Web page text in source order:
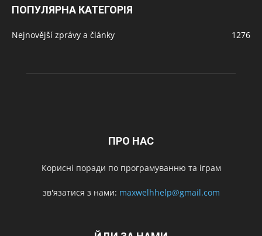
ПОПУЛЯРНА КАТЕГОРІЯ
Nejnovější zprávy a články 1276
ПРО НАС
Корисні поради по програмуванню та іграм
зв'язатися з нами: maxwelhhelp@gmail.com